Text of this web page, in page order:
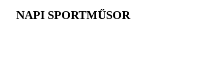
NAPI SPORTMŰSOR